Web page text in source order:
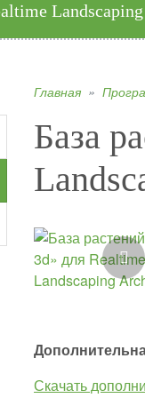
Главная
База
Скачать